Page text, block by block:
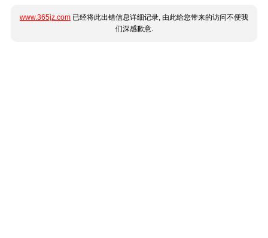
www.365jz.com 已经将此出错信息详细记录, 由此给您带来的访问不便我
们深感歉意.